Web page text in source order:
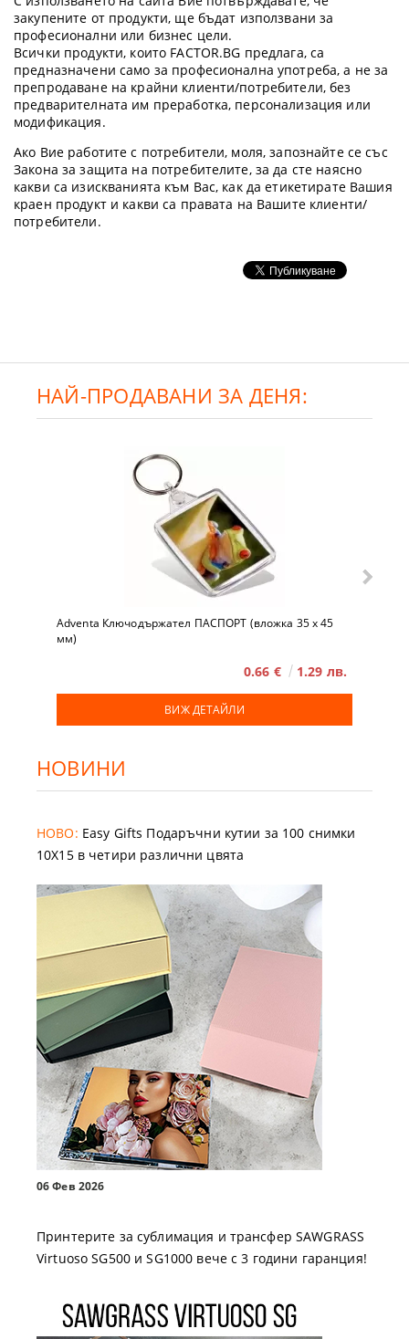
закупените от продукти, ще бъдат използвани за
професионални или бизнес цели.
Всички продукти, които FACTOR.BG предлага, са
предназначени само за професионална употреба, а не за
препродаване на крайни клиенти/потребители, без
предварителната им преработка, персонализация или
модификация.
Ако Вие работите с потребители, моля, запознайте се със
Закона за защита на потребителите, за да сте наясно
какви са изискванията към Вас, как да етикетирате Вашия
краен продукт и какви са правата на Вашите клиенти/
потребители.
НАЙ-ПРОДАВАНИ ЗА ДЕНЯ:
Adventa Ключодържател ПАСПОРТ (вложка 35 x 45
мм)
0.66 € 1.29 лв.
ВИЖ ДЕТАЙЛИ
НОВИНИ
НОВО: Easy Gifts Подаръчни кутии за 100 снимки
10X15 в четири различни цвята
06 Фев 2026
Принтерите за сублимация и трансфер SAWGRASS
Virtuoso SG500 и SG1000 вече с 3 години гаранция!